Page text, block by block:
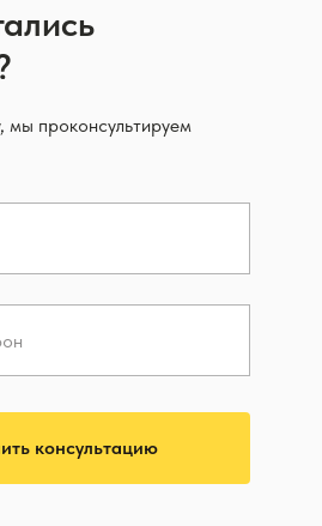
мы проконсультируем
консультацию